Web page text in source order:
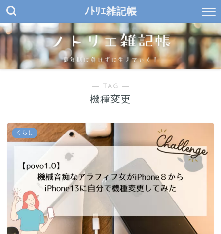
ﾉﾄﾘｴ雑記帳
― TAG ―
機種変更
くらし